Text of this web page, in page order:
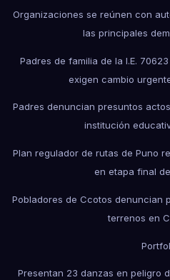
Organizaciones se reúnen con
las principales
Padres de familia de la I.E.
exigen cambio
Padres denuncian presuntos
institución
Plan regulador de rutas de Puno
en etapa final
Pobladores de Ccotos denuncian
terrenos en
Presentan 23 danzas en peligro